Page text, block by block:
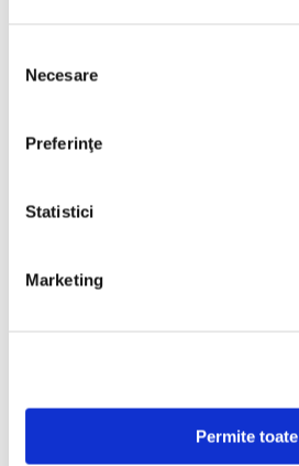
consimțământului
Necesare
Preferinţe
Statistici
Marketing
Permite toate